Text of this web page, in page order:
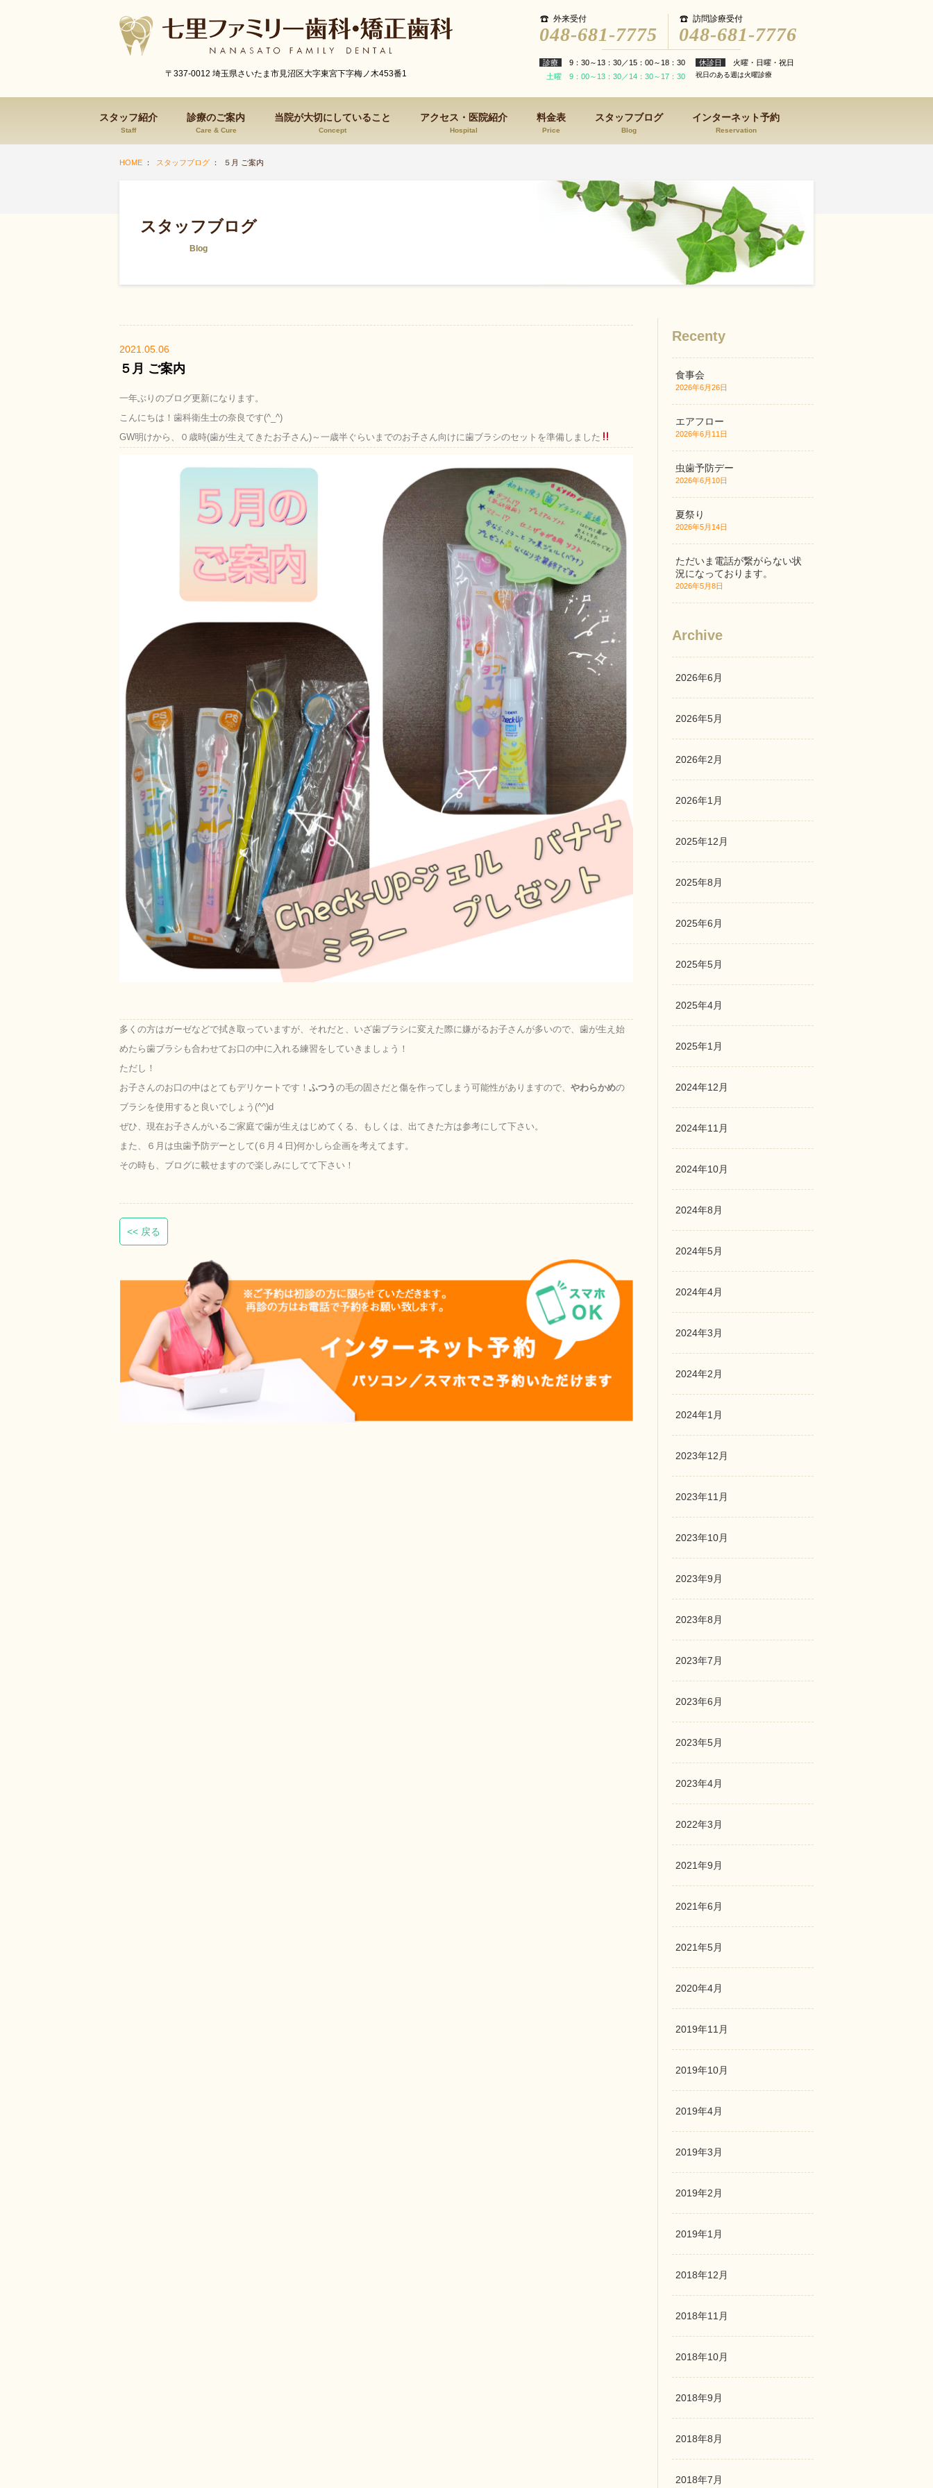
〒337-0012 埼玉県さいたま市見沼区大字東宮下字梅ノ木453番1
外来受付
048-681-7775
訪問診療受付
048-681-7776
診療
9：30～13：30／15：00～18：30
土曜 9：00～13：30／14：30～17：30
休診日 火曜・日曜・祝日
祝日のある週は火曜診療
スタッフ紹介
Staff
診療のご案内
Care & Cure
当院が大切にしていること
Concept
アクセス・医院紹介
Hospital
料金表
Price
スタッフブログ
Blog
インターネット予約
Reservation
HOME ： スタッフブログ ： ５月 ご案内
スタッフブログ
Blog
2021.05.06
５月 ご案内
一年ぶりのブログ更新になります。
こんにちは！歯科衛生士の奈良です(^_^)
GW明けから、０歳時(歯が生えてきたお子さん)～一歳半ぐらいまでのお子さん向けに歯ブラシのセットを準備しました
多くの方はガーゼなどで拭き取っていますが、それだと、いざ歯ブラシに変えた際に嫌がるお子さんが多いので、歯が生え始
めたら歯ブラシも合わせてお口の中に入れる練習をしていきましょう！
ただし！
お子さんのお口の中はとてもデリケートです！ ふつう の毛の固さだと傷を作ってしまう可能性がありますので、 やわらかめの
ブラシを使用すると良いでしょう(^^)d
ぜひ、現在お子さんがいるご家庭で歯が生えはじめてくる、もしくは、出てきた方は参考にして下さい。
また、６月は虫歯予防デーとして(６月４日)何かしら企画を考えてます。
その時も、ブログに載せますので楽しみにしてて下さい！
<< 戻る
Recenty
食事会
2026年6月26日
エアフロー
2026年6月11日
虫歯予防デー
2026年6月10日
夏祭り
2026年5月14日
ただいま電話が繋がらない状
況になっております。
2026年5月8日
Archive
2026年6月
2026年5月
2026年2月
2026年1月
2025年12月
2025年8月
2025年6月
2025年5月
2025年4月
2025年1月
2024年12月
2024年11月
2024年10月
2024年8月
2024年5月
2024年4月
2024年3月
2024年2月
2024年1月
2023年12月
2023年11月
2023年10月
2023年9月
2023年8月
2023年7月
2023年6月
2023年5月
2023年4月
2022年3月
2021年9月
2021年6月
2021年5月
2020年4月
2019年11月
2019年10月
2019年4月
2019年3月
2019年2月
2019年1月
2018年12月
2018年11月
2018年10月
2018年9月
2018年8月
2018年7月